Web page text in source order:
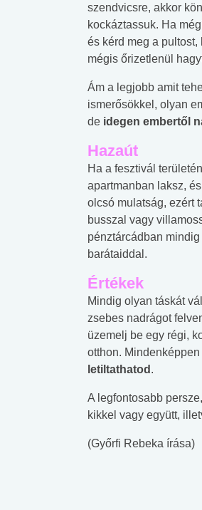
szendvicsre, akkor
kockáztassuk. Ha
és kérd meg a
mégis őrizetlenül
Ám a legjobb amit
ismerősökkel, olyan
de idegen embertől
Hazaút
Ha a fesztivál
apartmanban laksz,
olcsó mulatság, ezért
busszal vagy
pénztárcádban
barátaiddal.
Értékek
Mindig olyan táskát
zsebes nadrágot
üzemelj be egy régi,
otthon.
letiltathatod .
A legfontosabb
kikkel vagy együtt,
(Győrfi Rebeka írása)
#Zöldövezet
Mekkora az ökológiai
lábnyomod?